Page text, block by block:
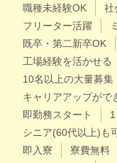
職種未経験OK 社
フリーター活躍
既卒・第二新卒OK
工場経験を活かせる
10名以上の大量募集
キャリアアップがで
即勤務スタート
シニア(60代以上)も
即入寮
寮費無料